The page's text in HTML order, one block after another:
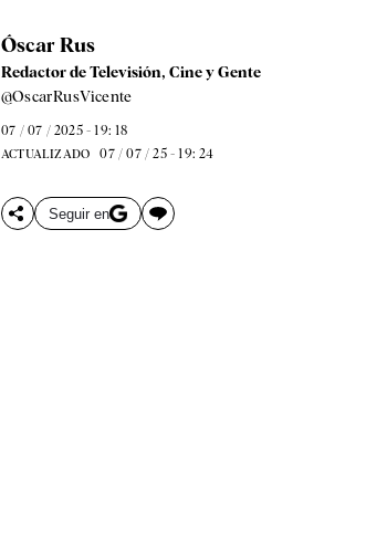
Óscar Rus
Redactor de Televisión, Cine y Gente
@OscarRusVicente
07 / 07 / 2025 - 19: 18
ACTUALIZADO 07 / 07 / 25 - 19: 24
Seguir en